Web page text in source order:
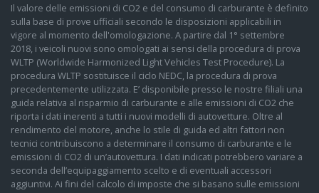
Il valore delle emissioni di CO2 e del consumo di carburante è definito
sulla base di prove ufficiali secondo le disposizioni applicabili in
vigore al momento dell'omologazione. A partire dal 1° settembre
2018, i veicoli nuovi sono omologati ai sensi della procedura di prova
WLTP (Worldwide Harmonized Light Vehicles Test Procedure). La
procedura WLTP sostituisce il ciclo NEDC, la procedura di prova
precedentemente utilizzata. E’ disponibile presso le nostre filiali una
guida relativa al risparmio di carburante e alle emissioni di CO2 che
riporta i dati inerenti a tutti i nuovi modelli di autovetture. Oltre al
rendimento del motore, anche lo stile di guida ed altri fattori non
tecnici contribuiscono a determinare il consumo di carburante e le
emissioni di CO2 di un’autovettura. I dati indicati potrebbero variare a
seconda dell’equipaggiamento scelto e di eventuali accessori
aggiuntivi. Ai fini del calcolo di imposte che si basano sulle emissioni